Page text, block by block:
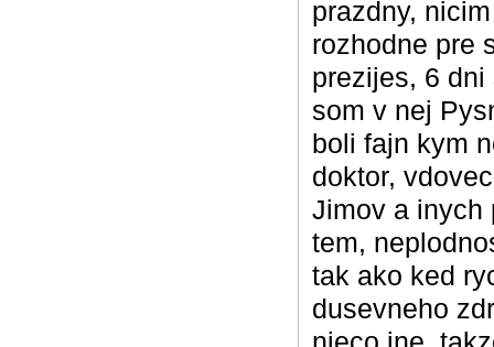
prazdny,
rozhodne pre
prezijes, 6
som v nej
boli fajn kym
doktor,
Jimov a inych
tem,
tak ako ked
dusevneho